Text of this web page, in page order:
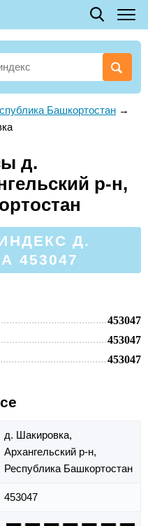
Башкортостан →
д.
р-н,
Д.
453047
453047
453047
453047
д. Шакировка,
Архангельский р-н,
Республика Башкортостан
453047